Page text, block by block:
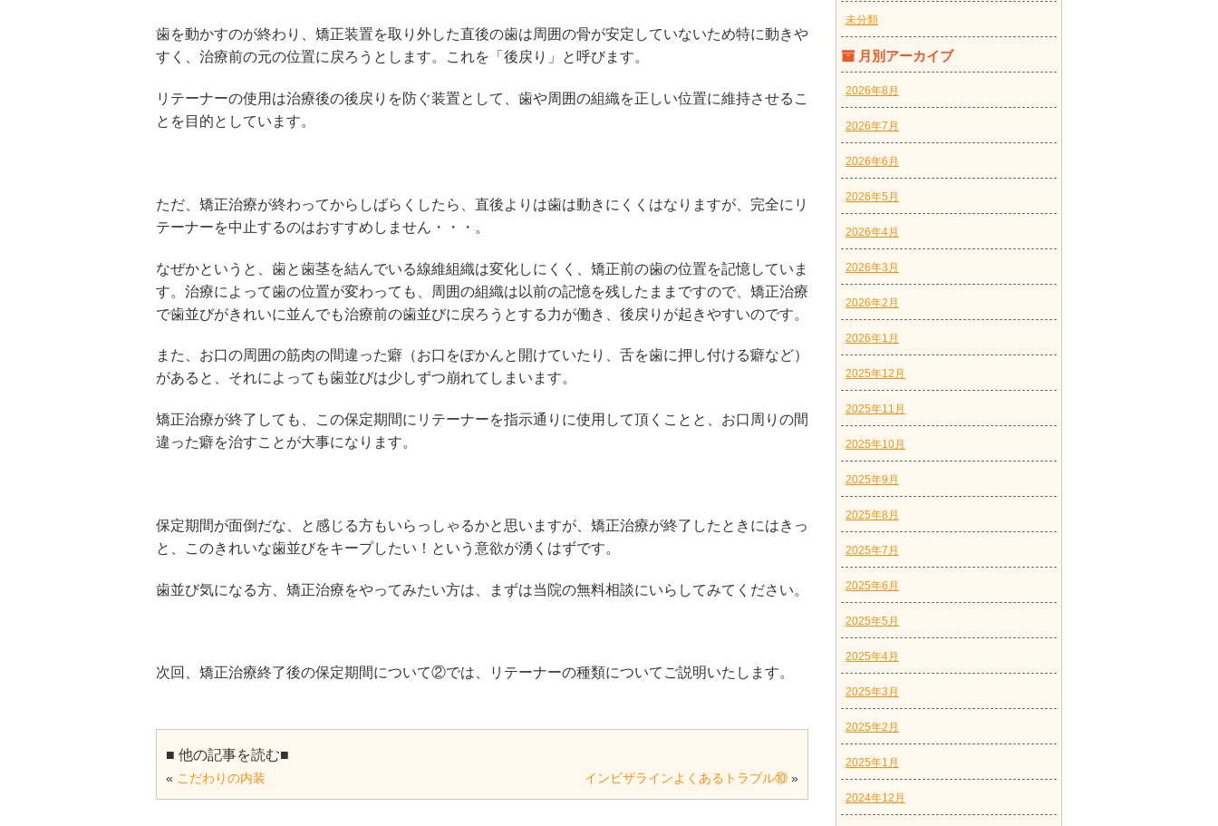
歯を動かすのが終わり、矯正装置を取り外した直後の歯は周囲の骨が安定していないため特に動きや
すく、治療前の元の位置に戻ろうとします。これを「後戻り」と呼びます。
リテーナーの使用は治療後の後戻りを防ぐ装置として、歯や周囲の組織を正しい位置に維持させるこ
とを目的としています。
ただ、矯正治療が終わってからしばらくしたら、直後よりは歯は動きにくくはなりますが、完全にリ
テーナーを中止するのはおすすめしません・・・。
なぜかというと、歯と歯茎を結んでいる線維組織は変化しにくく、矯正前の歯の位置を記憶していま
す。治療によって歯の位置が変わっても、周囲の組織は以前の記憶を残したままですので、矯正治療
で歯並びがきれいに並んでも治療前の歯並びに戻ろうとする力が働き、後戻りが起きやすいのです。
また、お口の周囲の筋肉の間違った癖（お口をぽかんと開けていたり、舌を歯に押し付ける癖など）
があると、それによっても歯並びは少しずつ崩れてしまいます。
矯正治療が終了しても、この保定期間にリテーナーを指示通りに使用して頂くことと、お口周りの間
違った癖を治すことが大事になります。
保定期間が面倒だな、と感じる方もいらっしゃるかと思いますが、矯正治療が終了したときにはきっ
と、このきれいな歯並びをキープしたい！という意欲が湧くはずです。
歯並び気になる方、矯正治療をやってみたい方は、まずは当院の無料相談にいらしてみてください。
次回、矯正治療終了後の保定期間について②では、リテーナーの種類についてご説明いたします。
■ 他の記事を読む■
« こだわりの内装 インビザラインよくあるトラブル⑩ »
未分類
月別アーカイブ
2026年8月
2026年7月
2026年6月
2026年5月
2026年4月
2026年3月
2026年2月
2026年1月
2025年12月
2025年11月
2025年10月
2025年9月
2025年8月
2025年7月
2025年6月
2025年5月
2025年4月
2025年3月
2025年2月
2025年1月
2024年12月